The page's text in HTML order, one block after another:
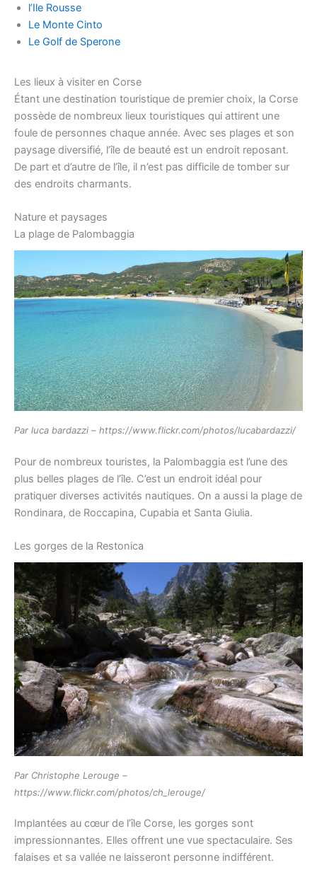
l’Ile Rousse
Le Monte Cinto
Le Golf de Sperone
Les lieux à visiter en Corse
Étant une destination touristique de premier choix, la Corse
possède de nombreux lieux touristiques qui attirent une
foule de personnes chaque année. Avec ses plages et son
paysage diversifié, l’île de beauté est un endroit reposant.
De part et d’autre de l’île, il n’est pas difficile de tomber sur
des endroits charmants.
Nature et paysages
La plage de Palombaggia
Par luca bardazzi – https://www.flickr.com/photos/lucabardazzi/
Pour de nombreux touristes, la Palombaggia est l’une des
plus belles plages de l’île. C’est un endroit idéal pour
pratiquer diverses activités nautiques. On a aussi la plage de
Rondinara, de Roccapina, Cupabia et Santa Giulia.
Les gorges de la Restonica
Par Christophe Lerouge –
https://www.flickr.com/photos/ch_lerouge/
Implantées au cœur de l’île Corse, les gorges sont
impressionnantes. Elles offrent une vue spectaculaire. Ses
falaises et sa vallée ne laisseront personne indifférent.